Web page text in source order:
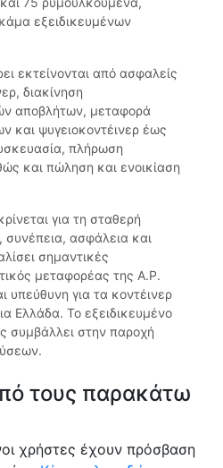
εξειδικευμένων
εκτείνονται από ασφαλείς
διακίνηση
αποβλήτων, μεταφορά
και ψυγειοκοντέινερ έως
πλήρωση
και πώληση και ενοικίαση
για τη σταθερή
ασφάλεια και
σημαντικές
μεταφορέας της A.P.
υπεύθυνη για τα κοντέινερ
Ελλάδα. Το εξειδικευμένο
συμβάλλει στην παροχή
τους παρακάτω
χρήστες έχουν πρόσβαση